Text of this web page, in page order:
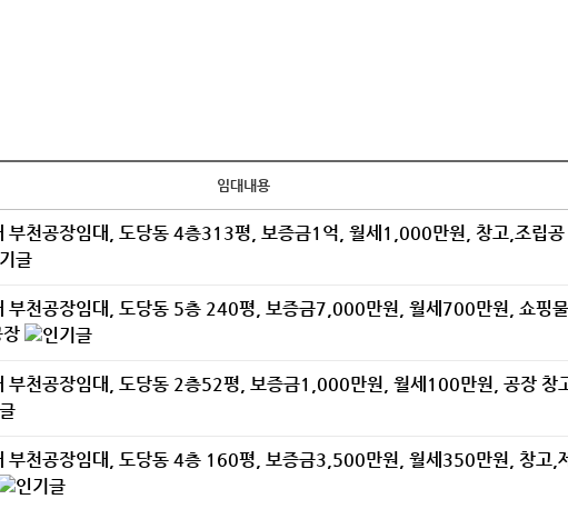
임대내용
부천공장임대, 도당동 4층313평, 보증금1억, 월세1,000만원, 창고,조립공
부천공장임대, 도당동 5층 240평, 보증금7,000만원, 월세700만원, 쇼핑물
장
부천공장임대, 도당동 2층52평, 보증금1,000만원, 월세100만원, 공장 창
부천공장임대, 도당동 4층 160평, 보증금3,500만원, 월세350만원, 창고,제